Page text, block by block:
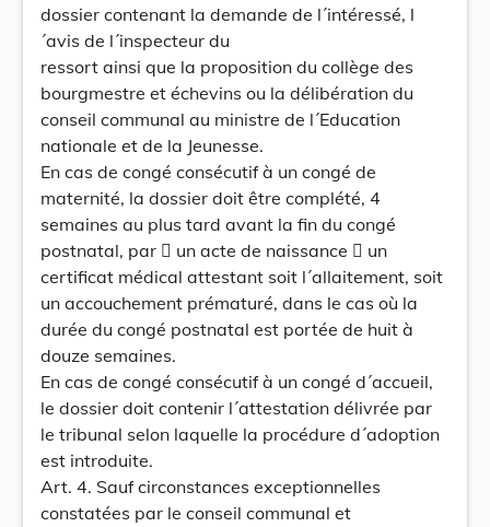
dossier contenant la demande de l´intéressé, l
´avis de l´inspecteur du
ressort ainsi que la proposition du collège des
bourgmestre et échevins ou la délibération du
conseil communal au ministre de l´Education
nationale et de la Jeunesse.
En cas de congé consécutif à un congé de
maternité, la dossier doit être complété, 4
semaines au plus tard avant la fin du congé
postnatal, par  un acte de naissance  un
certificat médical attestant soit l´allaitement, soit
un accouchement prématuré, dans le cas où la
durée du congé postnatal est portée de huit à
douze semaines.
En cas de congé consécutif à un congé d´accueil,
le dossier doit contenir l´attestation délivrée par
le tribunal selon laquelle la procédure d´adoption
est introduite.
Art. 4. Sauf circonstances exceptionnelles
constatées par le conseil communal et